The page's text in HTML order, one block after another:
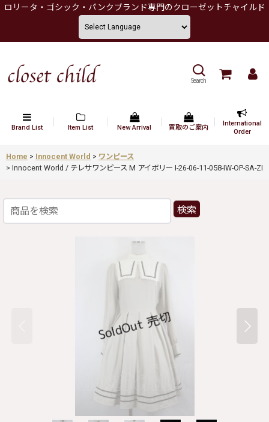
ロリータ・ゴシック・パンクブランド専門のクローゼットチャイルド
Search
Brand List Item List New Arrival 買取のご案内
International
Order
Home > Innocent World > ワンピース
> Innocent World / テレサワンピース M アイボリー I-26-06-11-058-IW-OP-SA-ZI
検索